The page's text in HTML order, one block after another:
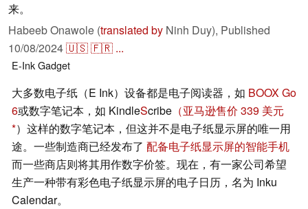
来。
Habeeb Onawole (translated by Ninh Duy), Published
10/08/2024🇺🇸🇫🇷 ...
E-InkGadget
大多数电子纸（E Ink）设备都是电子阅读器，如 BOOX Go
6或数字笔记本，如 KindleScribe （亚马逊售价 339 美元
）这样的数字笔记本，但这并不是电子纸显示屏的唯一用
途。一些制造商已经发布了 配备电子纸显示屏的智能手机
而一些商店则将其用作数字价签。现在，有一家公司希望
生产一种带有彩色电子纸显示屏的电子日历，名为 Inku
Calendar。